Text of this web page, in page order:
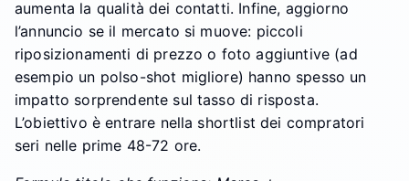
aumenta la qualità dei contatti. Infine, aggiorno
l’annuncio se il mercato si muove: piccoli
riposizionamenti di prezzo o foto aggiuntive (ad
esempio un polso-shot migliore) hanno spesso un
impatto sorprendente sul tasso di risposta.
L’obiettivo è entrare nella shortlist dei compratori
seri nelle prime 48-72 ore.